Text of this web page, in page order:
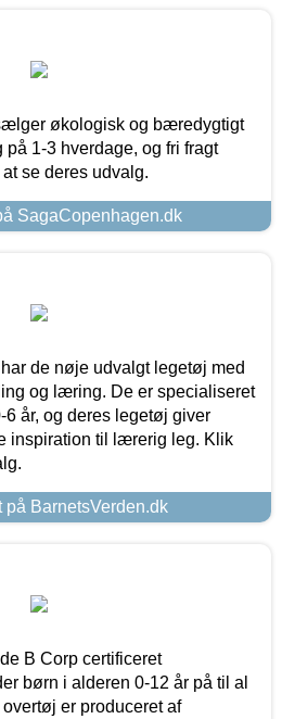
økologisk og bæredygtigt
1-3 hverdage, og fri fragt
se deres udvalg.
SagaCopenhagen.dk
de nøje udvalgt legetøj med
og læring. De er specialiseret
år, og deres legetøj giver
inspiration til lærerig leg. Klik
på BarnetsVerden.dk
B Corp certificeret
børn i alderen 0-12 år på til al
er produceret af